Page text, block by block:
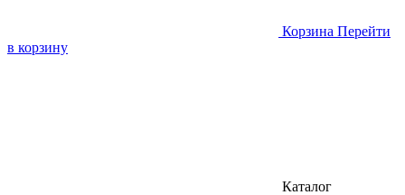
Корзина Перейти
в корзину
Каталог